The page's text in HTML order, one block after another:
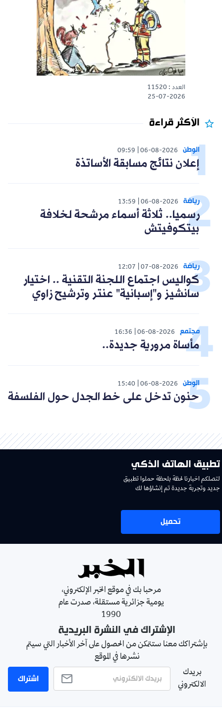
العدد : 11520
25-07-2026
الأكثر قراءة
الوطن 06-08-2026
09:59
إعلان نتائج مسابقة الأساتذة
رياضة 06-08-2026
13:59
رسميا.. ثلاثة أسماء مرشحة لخلافة
بيتكوفيتش
رياضة 07-08-2026
12:07
كواليس اجتماع اللجنة التقنية .. اختيار
سانشيز و"إسبانية" عنتر وترشيح زاوي
مجتمع 06-08-2026
16:36
مأساة مرورية جديدة..
الوطن 06-08-2026
15:40
حنون تدخل على خط الجدل حول الفلسفة
تطبيق الهاتف الذكي
لتصلكم اخبارنا لحظة بلحظة حملوا تطبيق
جديد وتجربة جديدة تم إنشاؤها لك
تحميل
مرحبا بك في موقع الخبر الإلكتروني،
يومية جزائرية مستقلة، صدرت عام
1990
الإشتراك في النشرة البريدية
بإشتراكك معنا ستتمكن من الحصول على آخر الأخبار التي سيتم
نشرها في الموقع
بريدك
الالكتروني
اشتراك